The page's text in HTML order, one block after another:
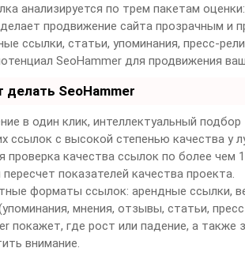
анализируется по трем пакетам
продвижение сайта прозрачным и
ссылки, статьи, упоминания, пресс-
SeoHammer для продвижения
делать SeoHammer
в один клик, интеллектуальный подбор
ссылок с высокой степенью качества у
проверка качества ссылок по более чем
показателей качества проекта.
форматы ссылок: арендные ссылки,
мнения, отзывы, статьи,
покажет, где рост или падение, а также
внимание.